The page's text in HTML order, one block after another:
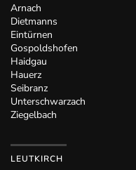
Arnach
Dietmanns
Eintürnen
Gospoldshofen
Haidgau
Hauerz
Seibranz
Unterschwarzach
Ziegelbach
LEUTKIRCH